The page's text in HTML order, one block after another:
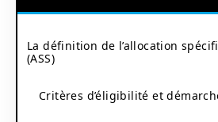
La définition de l’allocation
(ASS)
Critères d’éligibilité et